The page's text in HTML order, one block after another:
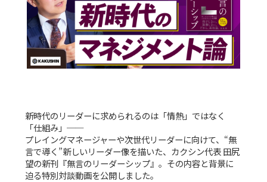
新時代のリーダーに求められるのは「情熱」ではなく
「仕組み」──
プレイングマネージャーや次世代リーダーに向けて、“無
言で導く”新しいリーダー像を描いた、カクシン代表 田尻
望の新刊『無言のリーダーシップ』。その内容と背景に
迫る特別対談動画を公開しました。